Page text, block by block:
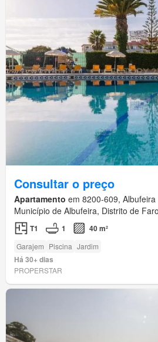
Consultar o preço
Apartamento em 8200-609,
Município de Albufeira, Distrito de Faro
T1 1 40 m²
Garajem Piscina Jardim
Há 30+ dias
PROPERSTAR